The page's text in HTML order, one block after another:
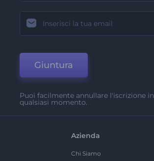
Giuntura
Puoi facilmente annullare l'iscrizione in
qualsiasi momento.
Azienda
Chi Siamo